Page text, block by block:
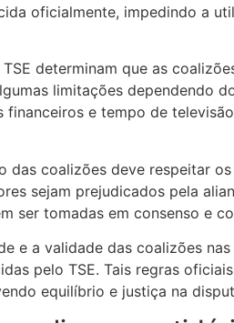
oficialmente, impedindo a
determinam que as
limitações dependendo
e tempo de
das coalizões deve respeitar
sejam prejudicados pela
ser tomadas em consenso e
e a validade das coalizões
pelo TSE. Tais regras
equilíbrio e justiça na